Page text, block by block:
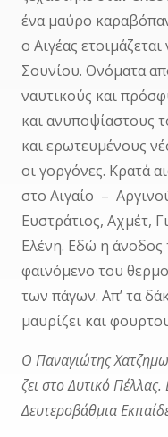
ένα μαύρο
ο Αιγέας
Σουνίου. Ονόματα
ναυτικούς και
και ανυποψίαστους
και ερωτευμένους
οι γοργόνες. Κρατά
στο Αιγαίο –
Ευστράτιος, Αχμέτ,
Ελένη. Εδώ η άνοδος
φαινόμενο του
των πάγων. Απ’ τα
μαυρίζει και
Ο Παναγιώτης
ζει στο Δυτικό
Δευτεροβάθμια